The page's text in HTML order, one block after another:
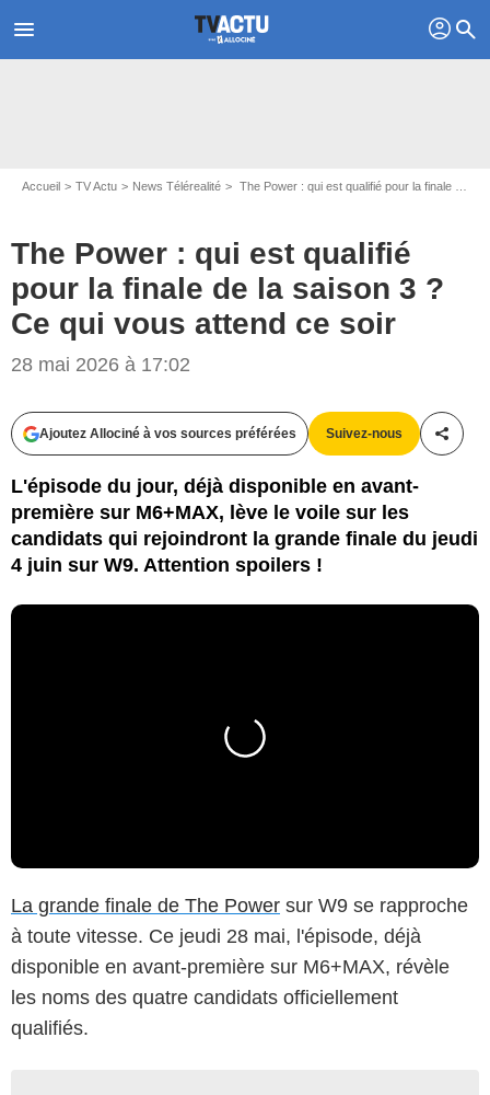
menu profil search
Accueil TV Actu News Télérealité The Power : qui est qualifié pour la finale de la saison 3 ? Ce qui vous attend ce soir
The Power : qui est qualifié
pour la finale de la saison 3 ?
Ce qui vous attend ce soir
28 mai 2026 à 17:02
Ajoutez Allociné à vos sources préférées Suivez-nous
L'épisode du jour, déjà disponible en avant-
première sur M6+MAX, lève le voile sur les
candidats qui rejoindront la grande finale du jeudi
4 juin sur W9. Attention spoilers !
La grande finale de The Power sur W9 se rapproche
à toute vitesse. Ce jeudi 28 mai, l'épisode, déjà
disponible en avant-première sur M6+MAX, révèle
les noms des quatre candidats officiellement
qualifiés.